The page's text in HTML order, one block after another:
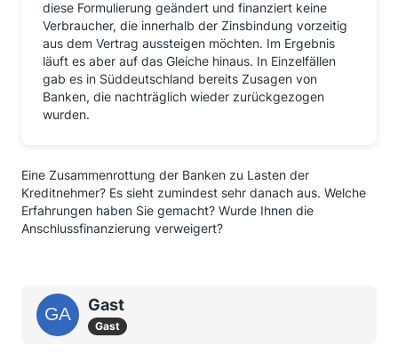
diese Formulierung geändert und finanziert keine
Verbraucher, die innerhalb der Zinsbindung vorzeitig
aus dem Vertrag aussteigen möchten. Im Ergebnis
läuft es aber auf das Gleiche hinaus. In Einzelfällen
gab es in Süddeutschland bereits Zusagen von
Banken, die nachträglich wieder zurückgezogen
wurden.
Eine Zusammenrottung der Banken zu Lasten der
Kreditnehmer? Es sieht zumindest sehr danach aus. Welche
Erfahrungen haben Sie gemacht? Wurde Ihnen die
Anschlussfinanzierung verweigert?
Gast
Gast